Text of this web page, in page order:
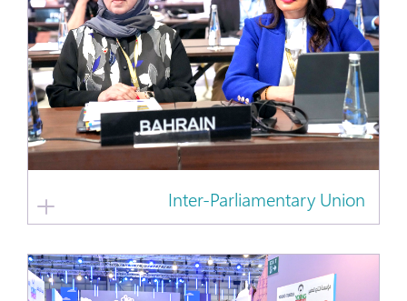
Inter-Parliamentary Union